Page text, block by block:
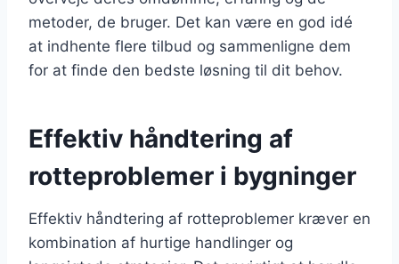
metoder, de bruger. Det kan være en god idé
at indhente flere tilbud og sammenligne dem
for at finde den bedste løsning til dit behov.
Effektiv håndtering af
rotteproblemer i bygninger
Effektiv håndtering af rotteproblemer kræver en
kombination af hurtige handlinger og